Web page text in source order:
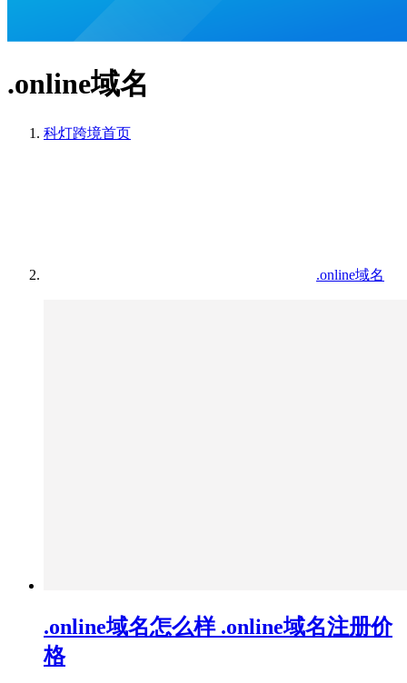
.online域名
科灯跨境首页
.online域名
.online域名怎么样 .online域名注册价
格